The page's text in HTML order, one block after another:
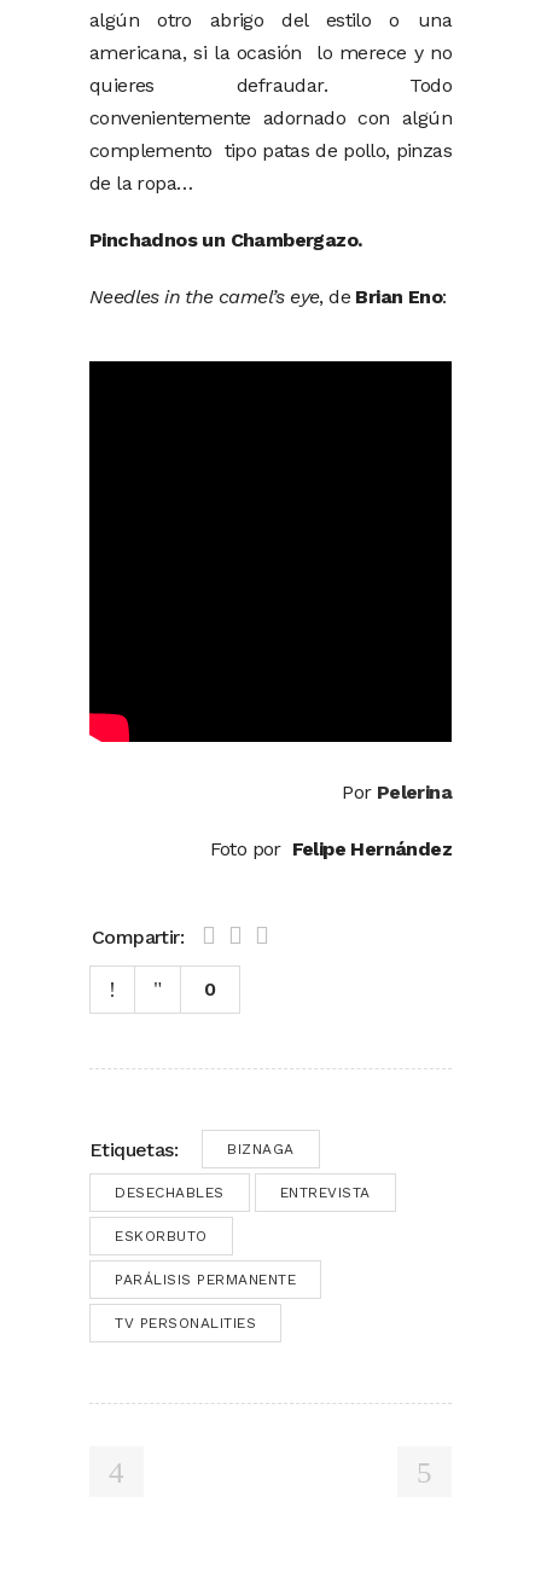
algún otro abrigo del estilo o una
americana, si la ocasión lo merece y no
quieres defraudar. Todo
convenientemente adornado con algún
complemento tipo patas de pollo, pinzas
de la ropa…
Pinchadnos un Chambergazo.
Needles in the camel’s eye, de Brian Eno:
Por Pelerina
Foto por Felipe Hernández
Compartir:
0
Etiquetas: BIZNAGA
DESECHABLES ENTREVISTA
ESKORBUTO
PARÁLISIS PERMANENTE
TV PERSONALITIES